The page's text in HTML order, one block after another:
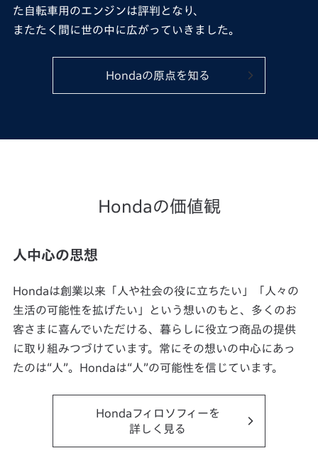
た自転車用のエンジンは評判となり、
またたく間に世の中に広がっていきました。
Hondaの原点を知る
Hondaの価値観
人中心の思想
Hondaは創業以来「人や社会の役に立ちたい」「人々の
生活の可能性を拡げたい」という想いのもと、多くのお
客さまに喜んでいただける、暮らしに役立つ商品の提供
に取り組みつづけています。常にその想いの中心にあっ
たのは“人”。Hondaは“人”の可能性を信じています。
Hondaフィロソフィーを
詳しく見る